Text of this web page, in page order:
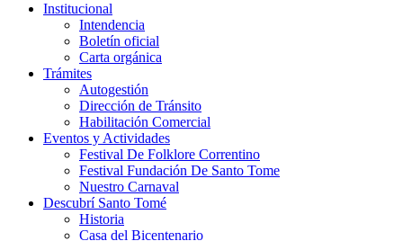
Institucional
Intendencia
Boletín oficial
Carta orgánica
Trámites
Autogestión
Dirección de Tránsito
Habilitación Comercial
Eventos y Actividades
Festival De Folklore Correntino
Festival Fundación De Santo Tome
Nuestro Carnaval
Descubrí Santo Tomé
Historia
Casa del Bicentenario